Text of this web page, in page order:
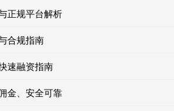
正规平台解析
合规指南
速融资指南
金、安全可靠